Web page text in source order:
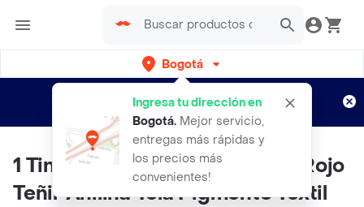
Bogotá
Ingresa tu dirección en
Bogotá. Mejor servicio,
entregas más rápidas y
los precios más
convenientes!
envíos gratis por semanas
Aplican TyC
1 Tintura Iris 9 Roja Rojo Tinte Rojo
Teñir Anilina Tela Pigmento Textil